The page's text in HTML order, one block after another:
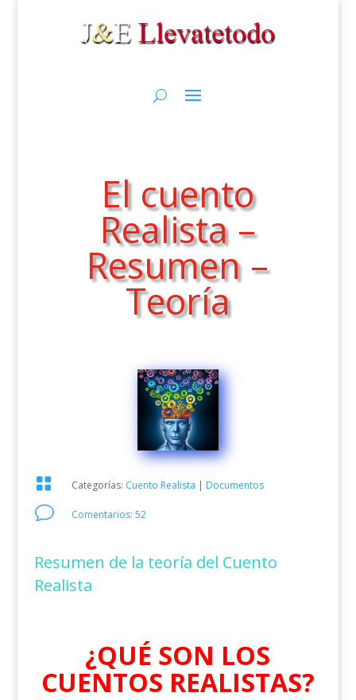
El cuento
Realista –
Resumen –
Teoría
 Categorías: Cuento Realista | Documentos
v Comentarios: 52
Resumen de la teoría del Cuento
Realista
¿QUÉ SON LOS
CUENTOS REALISTAS?